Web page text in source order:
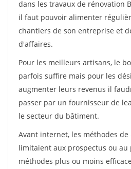
dans les travaux de rénovation
il faut pouvoir alimenter
chantiers de son entreprise et
d'affaires.
Pour les meilleurs artisans, le
parfois suffire mais pour les
augmenter leurs revenus il
passer par un fournisseur de
le secteur du bâtiment.
Avant internet, les méthodes
limitaient aux prospectus ou au
méthodes plus ou moins